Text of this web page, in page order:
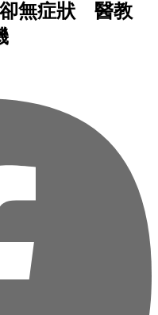
卻無症狀 醫教